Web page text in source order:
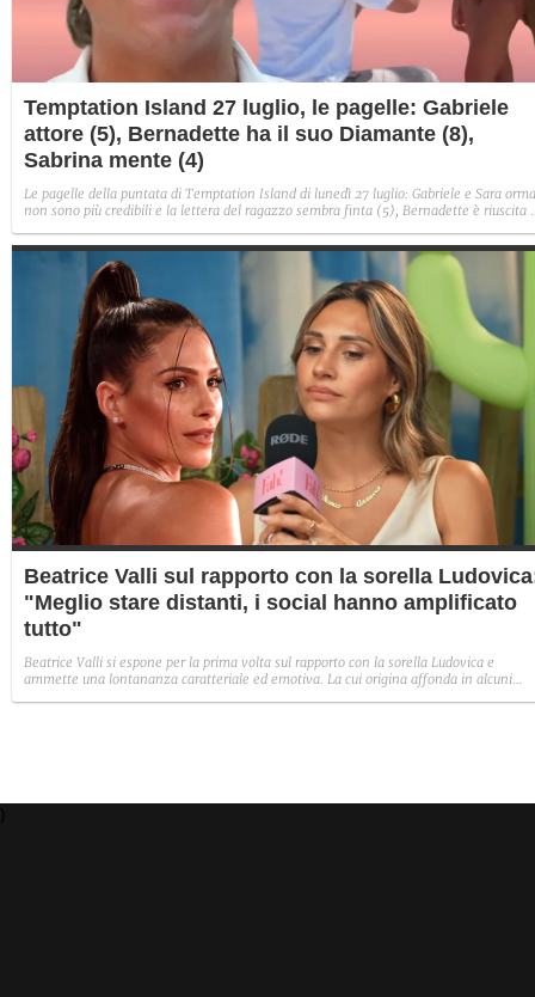
Temptation Island 27 luglio, le pagelle: Gabriele
attore (5), Bernadette ha il suo Diamante (8),
Sabrina mente (4)
Le pagelle della puntata di Temptation Island di lunedì 27 luglio: Gabriele e Sara
non sono più credibili e la lettera del ragazzo sembra finta (5), Bernadette è riuscita
Giovanni che se stessa in un solo momento (4).
Beatrice Valli sul rapporto con la sorella
"Meglio stare distanti, i social hanno amplificato
tutto"
Beatrice Valli si espone per la prima volta sul rapporto con la sorella Ludovica e
ammette una lontananza caratteriale ed emotiva. La cui origina affonda in alcuni